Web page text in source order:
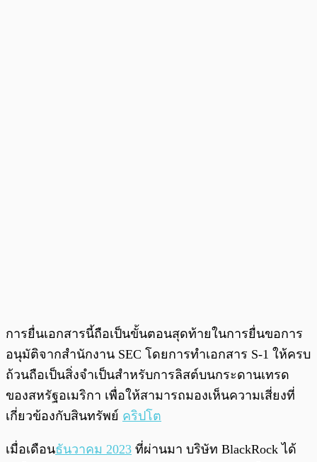
การยื่นเอกสารนี้ถือเป็นขั้นตอนสุดท้ายในการยื่นขอการ
อนุมัติจากสำนักงาน SEC โดยการทำเอกสาร S-1 ให้ครบ
ถ้วนถือเป็นสิ่งจำเป็นสำหรับการลิสต์บนกระดานเทรด
ของสหรัฐอเมริกา เพื่อให้สามารถมองเห็นความเสี่ยงที่
เกี่ยวข้องกับสินทรัพย์ คริปโต
เมื่อเดือนธันวาคม 2023 ที่ผ่านมา บริษัท BlackRock ได้